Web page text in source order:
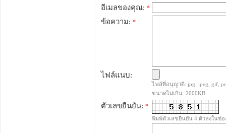
อีเมลของคุณ: *
ข้อความ: *
ไฟล์แนบ:
ไฟล์ที่อนุญาติ: jpg, jpeg, gif,
ขนาดไม่เกิน: 2000KB
ตัวเลขยืนยัน: *
พิมพ์ตัวเลขยืนยัน 4 ตัวลงในช่อ